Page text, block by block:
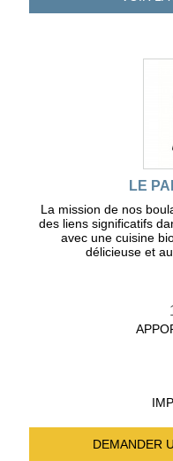
LE
La mission de nos
des liens significatifs
avec une cuisine
délicieuse et
DEMANDER